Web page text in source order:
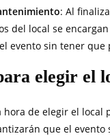
: Al
del local se
evento sin tener
elegir el
hora de elegir el
que el evento